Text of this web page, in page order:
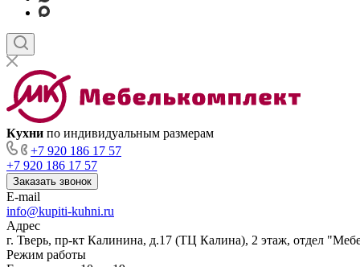
Кухни по индивидуальным размерам
+7 920 186 17 57
+7 920 186 17 57
Заказать звонок
E-mail
info@kupiti-kuhni.ru
Адрес
г. Тверь, пр-кт Калинина, д.17 (ТЦ Калина), 2 этаж, отдел
Режим работы